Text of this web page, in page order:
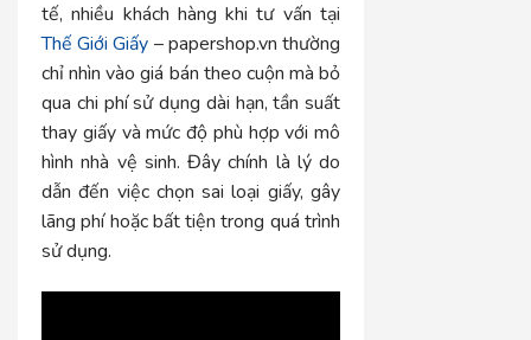
tế, nhiều khách hàng khi tư vấn tại
Thế Giới Giấy – papershop.vn thường
chỉ nhìn vào giá bán theo cuộn mà bỏ
qua chi phí sử dụng dài hạn, tần suất
thay giấy và mức độ phù hợp với mô
hình nhà vệ sinh. Đây chính là lý do
dẫn đến việc chọn sai loại giấy, gây
lãng phí hoặc bất tiện trong quá trình
sử dụng.